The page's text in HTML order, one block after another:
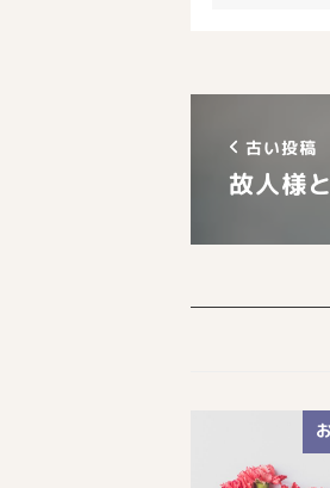
古い投稿
故人様